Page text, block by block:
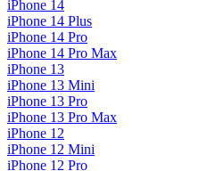
iPhone 14
iPhone 14 Plus
iPhone 14 Pro
iPhone 14 Pro Max
iPhone 13
iPhone 13 Mini
iPhone 13 Pro
iPhone 13 Pro Max
iPhone 12
iPhone 12 Mini
iPhone 12 Pro